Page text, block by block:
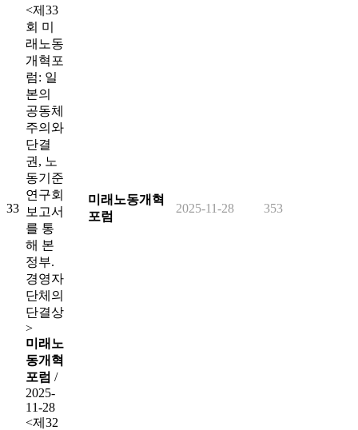
33
<제33
회 미
래노동
개혁포
럼: 일
본의
공동체
주의와
단결
권, 노
동기준
연구회
보고서
를 통
해 본
정부.
경영자
단체의
단결상
>
미래노
동개혁
포럼 /
2025-
11-28
미래노동개혁
포럼
2025-11-28 353
<제32